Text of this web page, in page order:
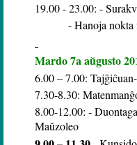
19.00 - 23.00: -
- Hanoja nokta
Mardo 7a aŭgusto
6.00 – 7.00:
7.30-8.30:
8.00-12.00: -
Maŭzoleo